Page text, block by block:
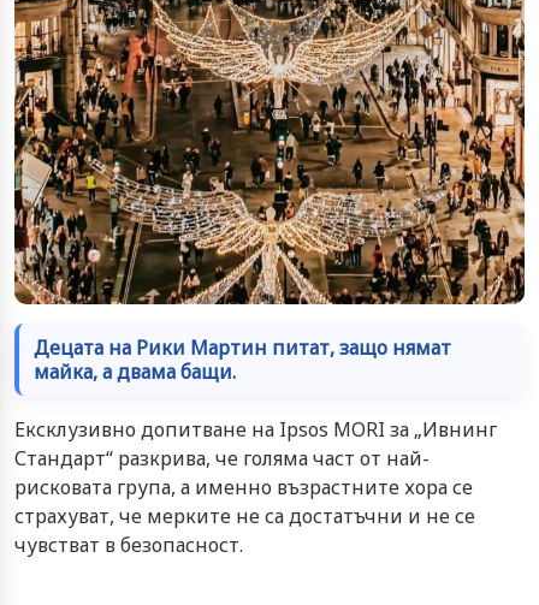
Децата на Рики Мартин питат, защо нямат
майка, а двама бащи.
Ексклузивно допитване на Ipsos MORI за „Ивнинг
Стандарт“ разкрива, че голяма част от най-
рисковата група, а именно възрастните хора се
страхуват, че мерките не са достатъчни и не се
чувстват в безопасност.